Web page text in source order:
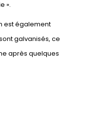
».
est également
galvanisés, ce
après quelques